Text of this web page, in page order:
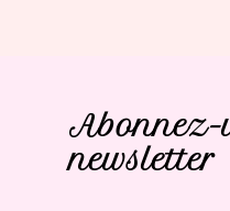
newsletter